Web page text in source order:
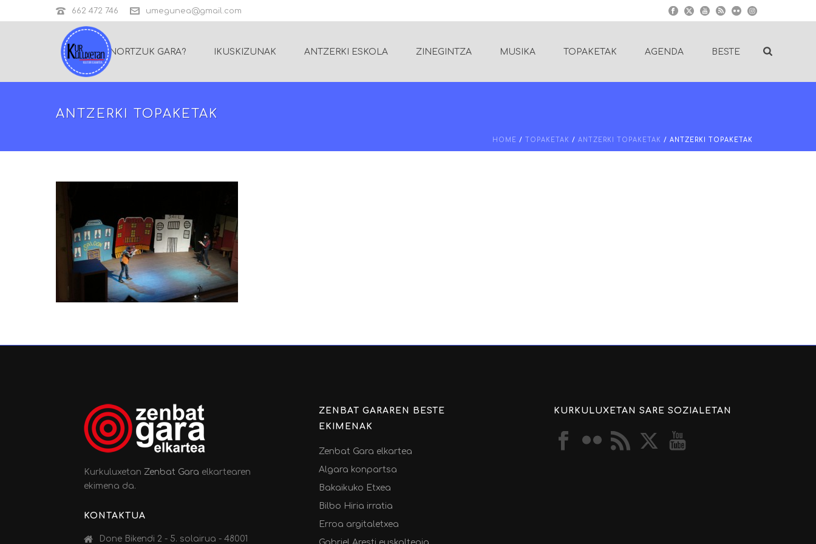
662 472 746 umegunea@gmail.com
NORTZUK GARA? IKUSKIZUNAK ANTZERKI ESKOLA ZINEGINTZA MUSIKA TOPAKETAK AGENDA BESTE
ANTZERKI TOPAKETAK
HOME / TOPAKETAK / ANTZERKI TOPAKETAK / ANTZERKI TOPAKETAK
KurkuluxetanZenbat Gara elkartearen
ekimena da.
KONTAKTUA
Done Bikendi 2 - 5. solairua - 48001
ZENBAT GARAREN BESTE
EKIMENAK
Zenbat Gara elkartea
Algara konpartsa
Bakaikuko Etxea
Bilbo Hiria irratia
Erroa argitaletxea
KURKULUXETAN SARE SOZIALETAN